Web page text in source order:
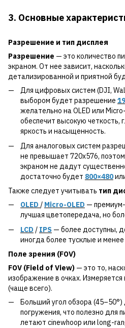
3. Основные
Разрешение и тип дисплея
Разрешение — это количество
экраном. От нее зависит,
детализированной и приятной
Для цифровых систем (DJI,
выбором будет разрешение
желательно на OLED или
обеспечит высокую четкость,
яркость и насыщенность.
Для аналоговых систем
не превышает 720x576,
экраном не дадут
достаточно будет 800×480
Также следует учитывать тип
OLED / Micro-OLED —
лучшая цветопередача, но
LCD / IPS — более доступны,
иногда более тусклые и
Поле зрения (FOV)
FOV (Field of View) — это то,
изображение в очках. Измеряется
(чаще всего).
Больший угол обзора
погружения, что полезно для
летают cinewhoop или long-